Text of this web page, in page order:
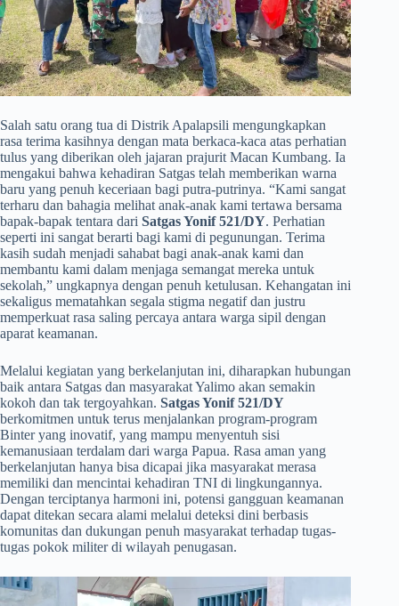
​Salah satu orang tua di Distrik Apalapsili mengungkapkan
rasa terima kasihnya dengan mata berkaca-kaca atas perhatian
tulus yang diberikan oleh jajaran prajurit Macan Kumbang. Ia
mengakui bahwa kehadiran Satgas telah memberikan warna
baru yang penuh keceriaan bagi putra-putrinya. “Kami sangat
terharu dan bahagia melihat anak-anak kami tertawa bersama
bapak-bapak tentara dari Satgas Yonif 521/DY. Perhatian
seperti ini sangat berarti bagi kami di pegunungan. Terima
kasih sudah menjadi sahabat bagi anak-anak kami dan
membantu kami dalam menjaga semangat mereka untuk
sekolah,” ungkapnya dengan penuh ketulusan. Kehangatan ini
sekaligus mematahkan segala stigma negatif dan justru
memperkuat rasa saling percaya antara warga sipil dengan
aparat keamanan.
​Melalui kegiatan yang berkelanjutan ini, diharapkan hubungan
baik antara Satgas dan masyarakat Yalimo akan semakin
kokoh dan tak tergoyahkan. Satgas Yonif 521/DY
berkomitmen untuk terus menjalankan program-program
Binter yang inovatif, yang mampu menyentuh sisi
kemanusiaan terdalam dari warga Papua. Rasa aman yang
berkelanjutan hanya bisa dicapai jika masyarakat merasa
memiliki dan mencintai kehadiran TNI di lingkungannya.
Dengan terciptanya harmoni ini, potensi gangguan keamanan
dapat ditekan secara alami melalui deteksi dini berbasis
komunitas dan dukungan penuh masyarakat terhadap tugas-
tugas pokok militer di wilayah penugasan.